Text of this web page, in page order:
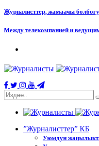
Журналисттер, жамаачы
Между телекомпанией и
”Журналисттер” КБ
Уюмдун